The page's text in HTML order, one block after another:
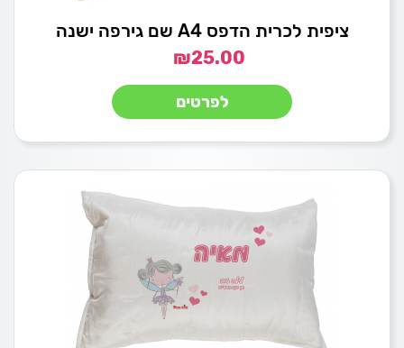
ציפית לכרית הדפס A4 שם גירפה ישנה
₪25.00
לפרטים